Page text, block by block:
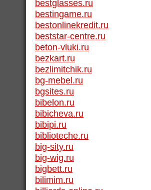
bestglasses.ru
bestingame.ru
bestonlinekredit.ru
beststar-centre.ru
beton-vluki.ru
bezkart.ru
bezlimitchik.ru
bg-mebel.ru
bgsites.ru
bibelon.ru
bibicheva.ru
bibipi.ru
biblioteche.ru
big-sity.ru
big-wig.ru
bigbett.ru
bilimim.ru